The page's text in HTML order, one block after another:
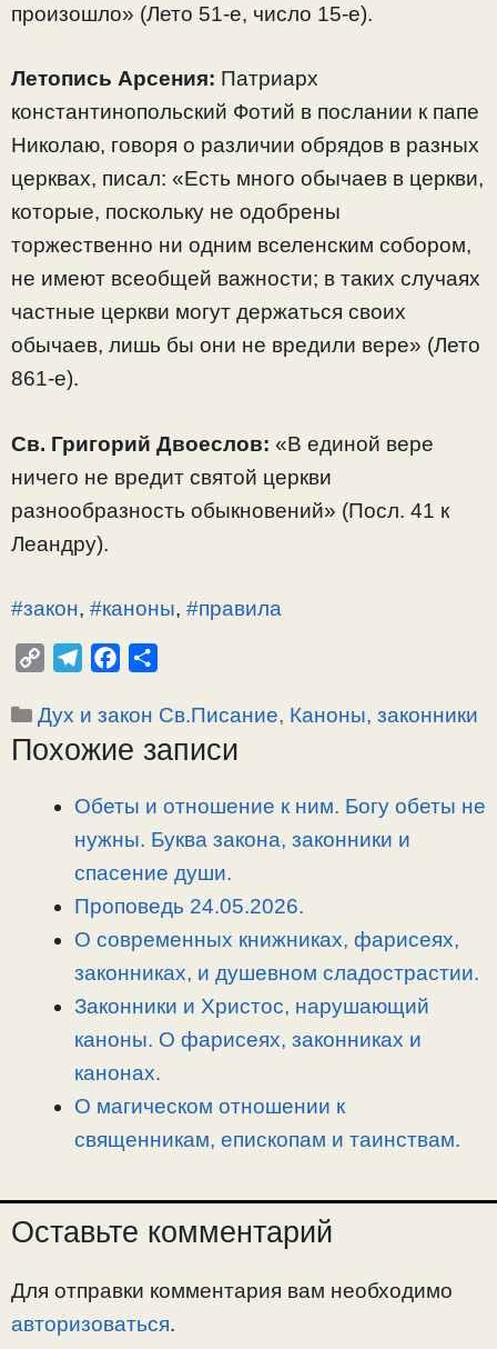
произошло» (Лето 51-е, число 15-е).
Летопись Арсения: Патриарх
константинопольский Фотий в послании к папе
Николаю, говоря о различии обрядов в разных
церквах, писал: «Есть много обычаев в церкви,
которые, поскольку не одобрены
торжественно ни одним вселенским собором,
не имеют всеобщей важности; в таких случаях
частные церкви могут держаться своих
обычаев, лишь бы они не вредили вере» (Лето
861-е).
Св. Григорий Двоеслов: «В единой вере
ничего не вредит святой церкви
разнообразность обыкновений» (Посл. 41 к
Леандру).
#закон, #каноны, #правила
p
y
l
e
r
c
e
o
п
р
в
и
Рубрики
Дух и закон Св.Писание, Каноны, законники
Похожие записи
Обеты и отношение к ним. Богу обеты не
нужны. Буква закона, законники и
спасение души.
Проповедь 24.05.2026.
О современных книжниках, фарисеях,
законниках, и душевном сладострастии.
Законники и Христос, нарушающий
каноны. О фарисеях, законниках и
канонах.
О магическом отношении к
священникам, епископам и таинствам.
Оставьте комментарий
Для отправки комментария вам необходимо
авторизоваться.